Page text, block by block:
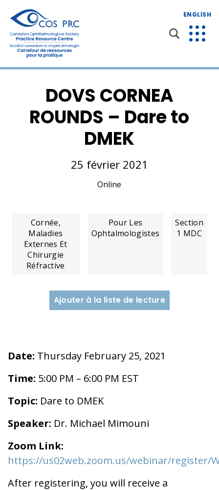
ENGLISH
DOVS CORNEA
ROUNDS – Dare to
DMEK
25 février 2021
Online
Cornée,
Maladies
Externes Et
Chirurgie
Réfractive
Pour Les
Ophtalmologistes
Section
1 MDC
Ajouter à la liste de lecture
Date: Thursday February 25, 2021
Time: 5:00 PM – 6:00 PM EST
Topic: Dare to DMEK
Speaker: Dr. Michael Mimouni
Zoom Link:
https://us02web.zoom.us/webinar/register/
After registering, you will receive a